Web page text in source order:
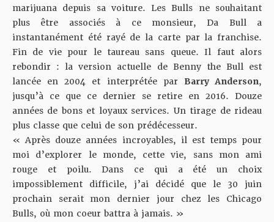
marijuana depuis sa voiture. Les Bulls ne souhaitant
plus être associés à ce monsieur, Da Bull a
instantanément été rayé de la carte par la franchise.
Fin de vie pour le taureau sans queue. Il faut alors
rebondir : la version actuelle de Benny the Bull est
lancée en 2004 et interprétée par Barry Anderson,
jusqu’à ce que ce dernier se retire en 2016. Douze
années de bons et loyaux services. Un tirage de rideau
plus classe que celui de son prédécesseur.
« Après douze années incroyables, il est temps pour
moi d’explorer le monde, cette vie, sans mon ami
rouge et poilu. Dans ce qui a été un choix
impossiblement difficile, j’ai décidé que le 30 juin
prochain serait mon dernier jour chez les Chicago
Bulls, où mon coeur battra à jamais. »